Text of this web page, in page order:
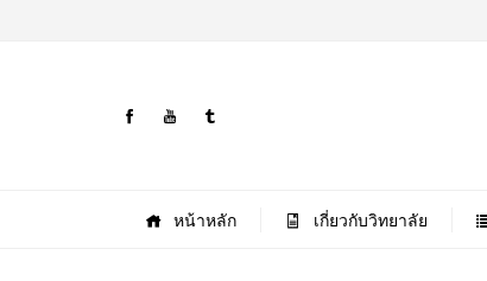
หน้าหลัก เกี่ยวกับวิทยาลัย